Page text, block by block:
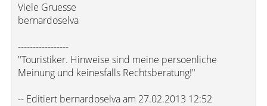
Viele Gruesse
bernardoselva
-----------------
"Touristiker. Hinweise sind meine persoenliche
Meinung und keinesfalls Rechtsberatung!"
-- Editiert bernardoselva am 27.02.2013 12:52